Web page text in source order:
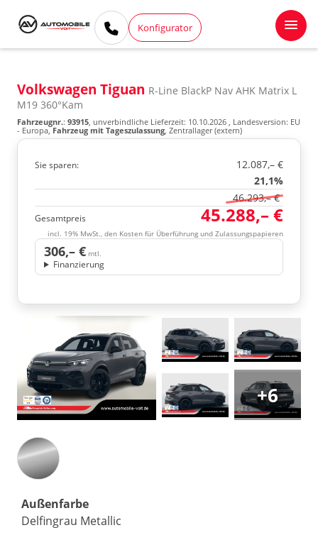
Konfigurator
Volkswagen Tiguan R-Line BlackP Nav AHK Matrix L
M19 360°Kam
Fahrzeugnr.: 93915, unverbindliche Lieferzeit: 10.10.2026 , Landesversion: EU
- Europa,Fahrzeug mit Tageszulassung, Zentrallager (extern)
Sie sparen:
12.087,– €
21,1%
46.293,– €
Gesamtpreis 45.288,– €
incl. 19% MwSt., den Kosten für Überführung und Zulassungspapieren
306,– € mtl.
Finanzierung
+6
Außenfarbe
Delfingrau Metallic